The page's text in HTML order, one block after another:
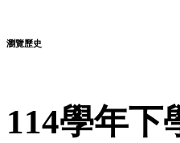
瀏覽歷史
114學年下